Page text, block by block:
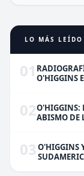
LO MÁS LEÍDO
01 O'HIGGINS
02O'HIGGINS:
ABISMO DE
03 O'HIGGINS